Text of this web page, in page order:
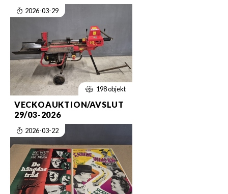
2026-03-29
198 objekt
VECKOAUKTION/AVSLUT
29/03-2026
2026-03-22